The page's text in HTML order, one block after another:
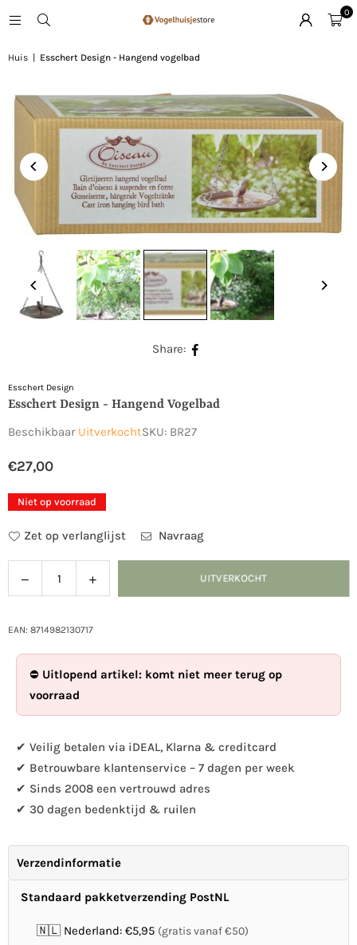
0
Huis Esschert Design - Hangend vogelbad
Share:
Esschert Design
Esschert Design - Hangend Vogelbad
Beschikbaar UitverkochtSKU: BR27
Normale
prijs
€27,00
Niet op voorraad
Zet op verlanglijst Navraag
Hoeveelheid
Verlaag
de
voor
Hangend
vogelbad
Verhoog
de
-
vogelbad
UITVERKOCHT
EAN: 8714982130717
⛔ Uitlopend artikel: komt niet meer terug op
voorraad
✔ Veilig betalen via iDEAL, Klarna & creditcard
✔ Betrouwbare klantenservice – 7 dagen per week
✔ Sinds 2008 een vertrouwd adres
✔ 30 dagen bedenktijd & ruilen
Verzendinformatie
Standaard pakketverzending PostNL
🇳🇱 Nederland: €5,95 (gratis vanaf €50)